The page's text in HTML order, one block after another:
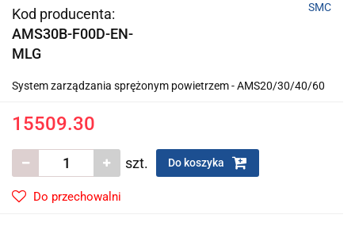
Kod producenta:
AMS30B-F00D-EN-
MLG
SMC
System zarządzania sprężonym powietrzem - AMS20/30/40/60
15509.30
szt. Do koszyka
Do przechowalni